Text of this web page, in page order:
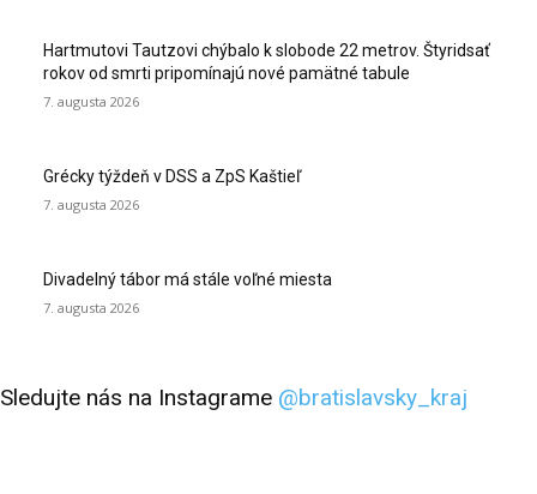
Hartmutovi Tautzovi chýbalo k slobode 22 metrov. Štyridsať
rokov od smrti pripomínajú nové pamätné tabule
7. augusta 2026
Grécky týždeň v DSS a ZpS Kaštieľ
7. augusta 2026
Divadelný tábor má stále voľné miesta
7. augusta 2026
Sledujte nás na Instagrame @bratislavsky_kraj